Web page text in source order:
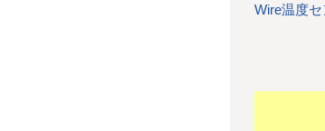
Wire温度セ